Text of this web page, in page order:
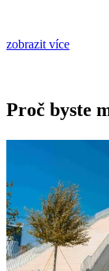
zobrazit více
Proč byste